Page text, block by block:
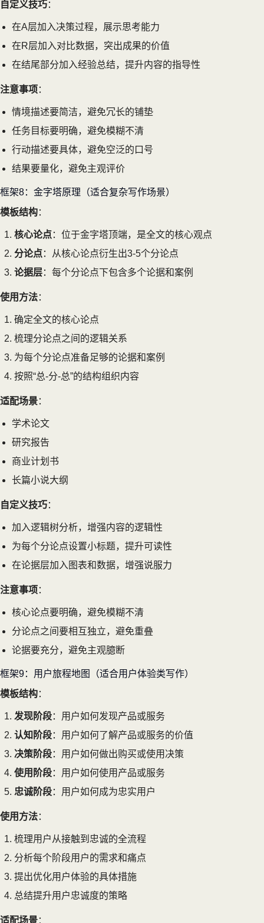
自定义技巧：
在A层加入决策过程，展示思考能力
在R层加入对比数据，突出成果的价值
在结尾部分加入经验总结，提升内容的指导性
注意事项 ：
情境描述要简洁，避免冗长的铺垫
任务目标要明确，避免模糊不清
行动描述要具体，避免空泛的口号
结果要量化，避免主观评价
框架8：金字塔原理（适合复杂写作场景）
模板结构：
核心论点：位于金字塔顶端，是全文的核心观点
分论点：从核心论点衍生出3-5个分论点
论据层：每个分论点下包含多个论据和案例
使用方法：
确定全文的核心论点
梳理分论点之间的逻辑关系
为每个分论点准备足够的论据和案例
按照“总-分-总”的结构组织内容
适配场景：
学术论文
研究报告
商业计划书
长篇小说大纲
自定义技巧：
加入逻辑树分析，增强内容的逻辑性
为每个分论点设置小标题，提升可读性
在论据层加入图表和数据，增强说服力
注意事项 ：
核心论点要明确，避免模糊不清
分论点之间要相互独立，避免重叠
论据要充分，避免主观臆断
框架9：用户旅程地图（适合用户体验类写作）
模板结构：
发现阶段：用户如何发现产品或服务
认知阶段：用户如何了解产品或服务的价值
决策阶段：用户如何做出购买或使用决策
使用阶段：用户如何使用产品或服务
忠诚阶段：用户如何成为忠实用户
使用方法：
梳理用户从接触到忠诚的全流程
分析每个阶段用户的需求和痛点
提出优化用户体验的具体措施
总结提升用户忠诚度的策略
适配场景：